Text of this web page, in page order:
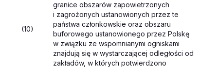
(10)
granice obszarów zapowietrzonych
i zagrożonych ustanowionych przez te
państwa członkowskie oraz obszaru
buforowego ustanowionego przez Polskę
w związku ze wspomnianymi ogniskami
znajdują się w wystarczającej odległości od
zakładów, w których potwierdzono